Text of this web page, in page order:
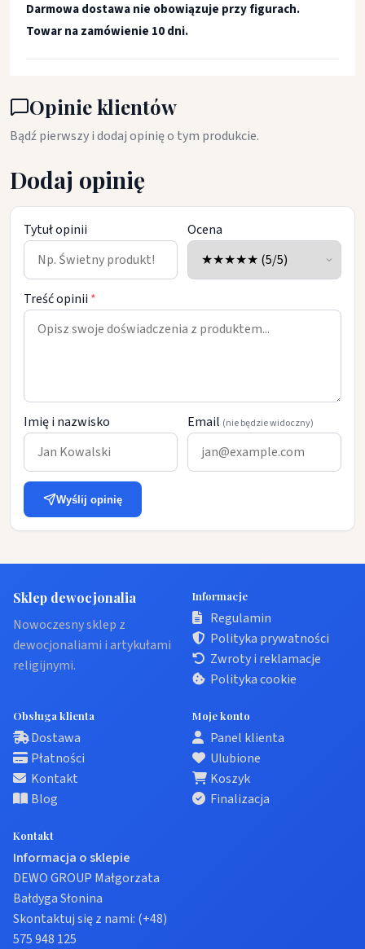
Darmowa dostawa nie obowiązuje przy figurach.
Towar na zamówienie 10 dni.
Opinie klientów
Bądź pierwszy i dodaj opinię o tym produkcie.
Dodaj opinię
Tytuł opinii Ocena
Treść opinii *
Imię i nazwisko Email (nie będzie widoczny)
Wyślij opinię
Sklep dewocjonalia
Nowoczesny sklep z
dewocjonaliami i artykułami
religijnymi.
Informacje
Regulamin
Polityka prywatności
Zwroty i reklamacje
Polityka cookie
Obsługa klienta
Dostawa
Płatności
Kontakt
Blog
Moje konto
Panel klienta
Ulubione
Koszyk
Finalizacja
Kontakt
Informacja o sklepie
DEWO GROUP Małgorzata
Bałdyga Słonina
Skontaktuj się z nami: (+48)
575 948 125